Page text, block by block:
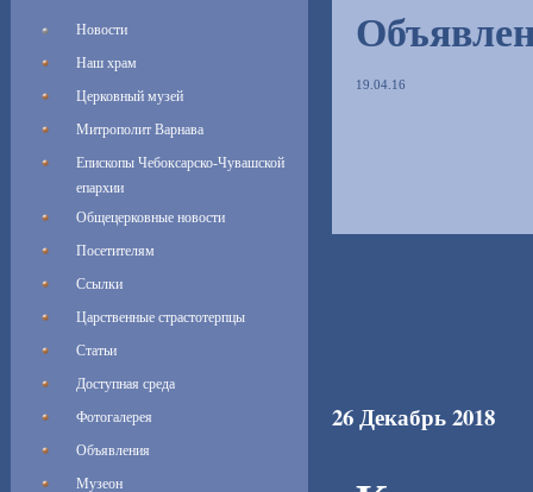
Новости
Наш храм
Церковный музей
Митрополит Варнава
Епископы Чебоксарско-Чувашской
епархии
Общецерковные новости
Посетителям
Ссылки
Царственные страстотерпцы
Статьи
Доступная среда
Фотогалерея
Объявления
Музеон
19.04.16
26 Декабрь 2018